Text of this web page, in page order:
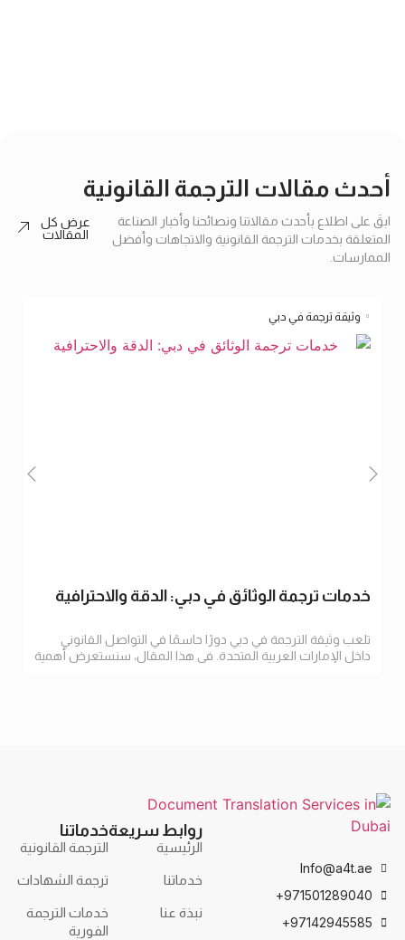
أحدث مقالات الترجمة القانونية
ابقَ على اطلاع بأحدث مقالاتنا ونصائحنا وأخبار الصناعة
المتعلقة بخدمات الترجمة القانونية والاتجاهات وأفضل
الممارسات.
عرض كل
المقالات
وثيقة ترجمة في دبي
خدمات ترجمة الوثائق في دبي: الدقة والاحترافية
تلعب وثيقة الترجمة في دبي دورًا حاسمًا في التواصل القانوني
داخل الإمارات العربية المتحدة. في هذا المقال، سنستعرض أهمية
Info@a4t.ae
971501289040+
97142945585+
روابط سريعة
الرئيسية
خدماتنا
نبذة عنا
خدماتنا
الترجمة القانونية
ترجمة الشهادات
خدمات الترجمة
الفورية